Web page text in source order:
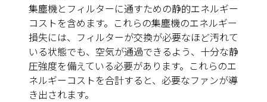
集塵機とフィルターに通すための静的エネルギー
コストを含めます。これらの集塵機のエネルギー
損失には、フィルターが交換が必要なほど汚れて
いる状態でも、空気が通過できるよう、十分な静
圧強度を備えている必要があります。これらのエ
ネルギーコストを合計すると、必要なファンが導
き出されます。